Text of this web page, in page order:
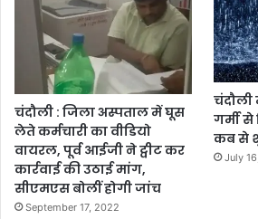
ने
D
M
औ
र
S
P
चंदौली : जिला अस्पताल में घूस
लेते कर्मचारी का वीडियो
वायरल, पूर्व आईजी ने ट्वीट कर
कार्रवाई की उठाई मांग,
सीएमएस बोलीं होगी जांच
September 17, 2022
गर्मी
कब से
July